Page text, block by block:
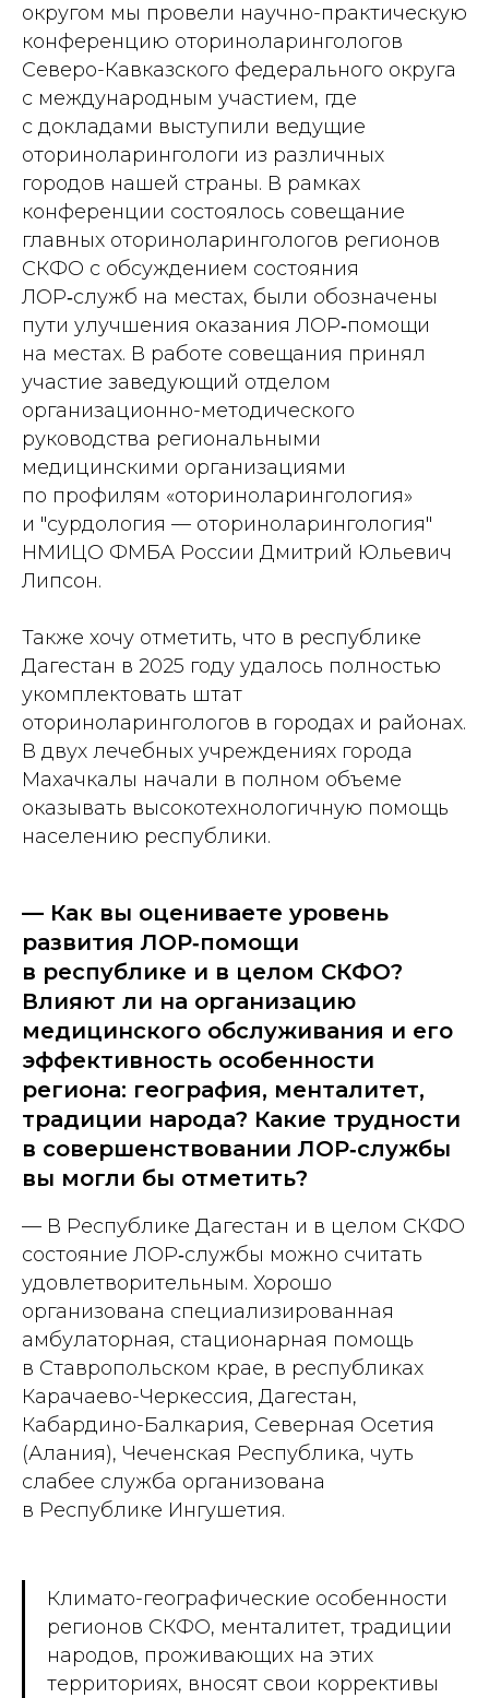
округом мы провели научно-­практическую
конференцию оториноларингологов
Северо-­Кавказского федерального округа
с международным участием, где
с докладами выступили ведущие
оториноларингологи из различных
городов нашей страны. В рамках
конференции состоялось совещание
главных оториноларингологов регионов
СКФО с обсуждением состояния
ЛОР‑служб на местах, были обозначены
пути улучшения оказания ЛОР‑помощи
на местах. В работе совещания принял
участие заведующий отделом
организационно-­методического
руководства региональными
медицинскими организациями
по профилям «оториноларингология»
и "сурдология — оториноларингология"
НМИЦО ФМБА России Дмитрий Юльевич
Липсон.
Также хочу отметить, что в республике
Дагестан в 2025 году удалось полностью
укомплектовать штат
оториноларингологов в городах и районах.
В двух лечебных учреждениях города
Махачкалы начали в полном объеме
оказывать высокотехнологичную помощь
населению республики.
— Как вы оцениваете уровень
развития ЛОР‑помощи
в республике и в целом СКФО?
Влияют ли на организацию
медицинского обслуживания и его
эффективность особенности
региона: география, менталитет,
традиции народа? Какие трудности
в совершенствовании ЛОР‑службы
вы могли бы отметить?
— В Республике Дагестан и в целом СКФО
состояние ЛОР‑службы можно считать
удовлетворительным. Хорошо
организована специализированная
амбулаторная, стационарная помощь
в Ставропольском крае, в республиках
Карачаево-­Черкессия, Дагестан,
Кабардино-­Балкария, Северная Осетия
(Алания), Чеченская Республика, чуть
слабее служба организована
в Республике Ингушетия.
Климато-­географические особенности
регионов СКФО, менталитет, традиции
народов, проживающих на этих
территориях, вносят свои коррективы